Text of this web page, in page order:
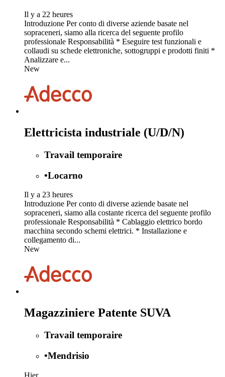
Il y a 22 heures
Introduzione Per conto di diverse aziende basate nel
sopraceneri, siamo alla ricerca del seguente profilo
professionale Responsabilità * Eseguire test funzionali e
collaudi su schede elettroniche, sottogruppi e prodotti finiti *
Analizzare e...
New
Elettricista industriale (U/D/N)
Travail temporaire
•Locarno
Il y a 23 heures
Introduzione Per conto di diverse aziende basate nel
sopraceneri, siamo alla costante ricerca del seguente profilo
professionale Responsabilità * Cablaggio elettrico bordo
macchina secondo schemi elettrici. * Installazione e
collegamento di...
New
Magazziniere Patente SUVA
Travail temporaire
•Mendrisio
Hier